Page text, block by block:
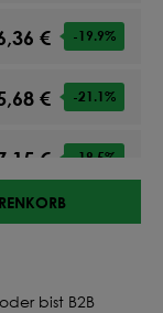
€ -19.9%
€ -21.1%
€ -18.5%
€
bist B2B